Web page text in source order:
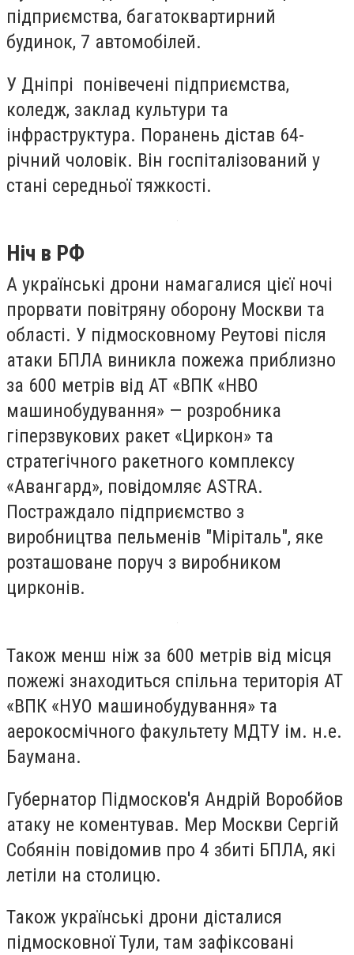
підприємства, багатоквартирний
будинок, 7 автомобілей.
У Дніпрі понівечені підприємства,
коледж, заклад культури та
інфраструктура. Поранень дістав 64-
річний чоловік. Він госпіталізований у
стані середньої тяжкості.
Ніч в РФ
А українські дрони намагалися цієї ночі
прорвати повітряну оборону Москви та
області. У підмосковному Реутові після
атаки БПЛА виникла пожежа приблизно
за 600 метрів від АТ «ВПК «НВО
машинобудування» — розробника
гіперзвукових ракет «Циркон» та
стратегічного ракетного комплексу
«Авангард», повідомляє ASTRA.
Постраждало підприємство з
виробництва пельменів "Міріталь", яке
розташоване поруч з виробником
цирконів.
Також менш ніж за 600 метрів від місця
пожежі знаходиться спільна територія АТ
«ВПК «НУО машинобудування» та
аерокосмічного факультету МДТУ ім. н.е.
Баумана.
Губернатор Підмосков'я Андрій Воробйов
атаку не коментував. Мер Москви Сергій
Собянін повідомив про 4 збиті БПЛА, які
летіли на столицю.
Також українські дрони дісталися
підмосковної Тули, там зафіксовані